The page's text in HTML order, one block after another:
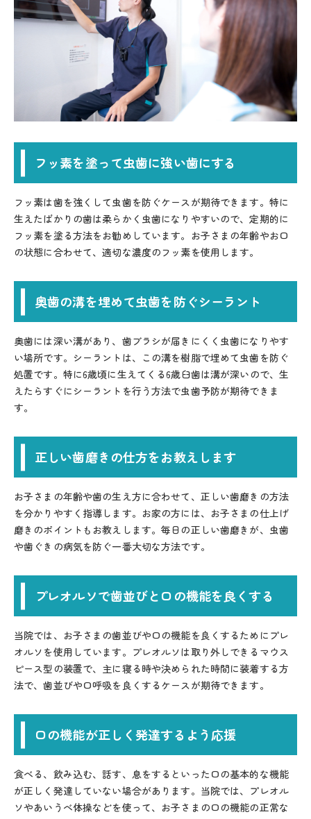
フッ素を塗って虫歯に強い歯にする
フッ素は歯を強くして虫歯を防ぐケースが期待できます。特に
生えたばかりの歯は柔らかく虫歯になりやすいので、定期的に
フッ素を塗る方法をお勧めしています。お子さまの年齢やお口
の状態に合わせて、適切な濃度のフッ素を使用します。
奥歯の溝を埋めて虫歯を防ぐシーラント
奥歯には深い溝があり、歯ブラシが届きにくく虫歯になりやす
い場所です。シーラントは、この溝を樹脂で埋めて虫歯を防ぐ
処置です。特に6歳頃に生えてくる6歳臼歯は溝が深いので、生
えたらすぐにシーラントを行う方法で虫歯予防が期待できま
す。
正しい歯磨きの仕方をお教えします
お子さまの年齢や歯の生え方に合わせて、正しい歯磨きの方法
を分かりやすく指導します。お家の方には、お子さまの仕上げ
磨きのポイントもお教えします。毎日の正しい歯磨きが、虫歯
や歯ぐきの病気を防ぐ一番大切な方法です。
プレオルソで歯並びと口の機能を良くする
当院では、お子さまの歯並びや口の機能を良くするためにプレ
オルソを使用しています。プレオルソは取り外しできるマウス
ピース型の装置で、主に寝る時や決められた時間に装着する方
法で、歯並びや口呼吸を良くするケースが期待できます。
口の機能が正しく発達するよう応援
食べる、飲み込む、話す、息をするといった口の基本的な機能
が正しく発達していない場合があります。当院では、プレオル
ソやあいうべ体操などを使って、お子さまの口の機能の正常な